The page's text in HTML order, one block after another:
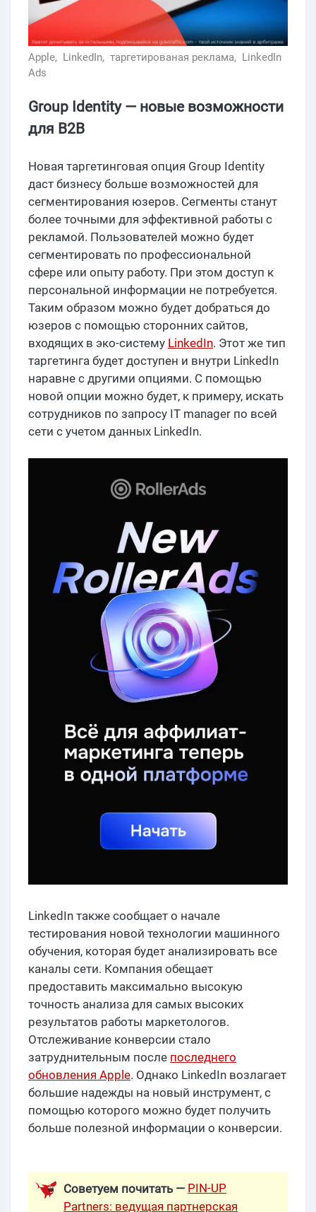
Apple, LinkedIn, таргетированая реклама, LinkedIn
Ads
Group Identity — новые возможности
для B2B
Новая таргетинговая опция Group Identity
даст бизнесу больше возможностей для
сегментирования юзеров. Сегменты станут
более точными для эффективной работы с
рекламой. Пользователей можно будет
сегментировать по профессиональной
сфере или опыту работу. При этом доступ к
персональной информации не потребуется.
Таким образом можно будет добраться до
юзеров с помощью сторонних сайтов,
входящих в эко-систему LinkedIn. Этот же тип
таргетинга будет доступен и внутри LinkedIn
наравне с другими опциями. С помощью
новой опции можно будет, к примеру, искать
сотрудников по запросу IT manager по всей
сети с учетом данных LinkedIn.
LinkedIn также сообщает о начале
тестирования новой технологии машинного
обучения, которая будет анализировать все
каналы сети. Компания обещает
предоставить максимально высокую
точность анализа для самых высоких
результатов работы маркетологов.
Отслеживание конверсии стало
затруднительным после последнего
обновления Apple. Однако LinkedIn возлагает
большие надежды на новый инструмент, с
помощью которого можно будет получить
больше полезной информации о конверсии.
Советуем почитать — PIN-UP
Partners: ведущая партнерская